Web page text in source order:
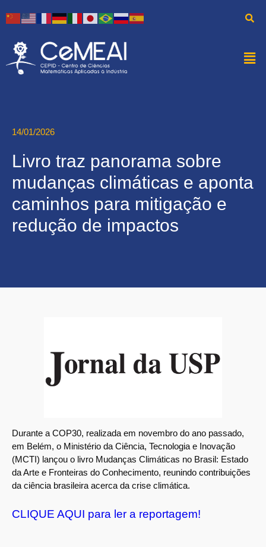
14/01/2026
Livro traz panorama sobre
mudanças climáticas e aponta
caminhos para mitigação e
redução de impactos
Durante a COP30, realizada em novembro do ano passado,
em Belém, o Ministério da Ciência, Tecnologia e Inovação
(MCTI) lançou o livro Mudanças Climáticas no Brasil: Estado
da Arte e Fronteiras do Conhecimento, reunindo contribuições
da ciência brasileira acerca da crise climática.
CLIQUE AQUI para ler a reportagem!